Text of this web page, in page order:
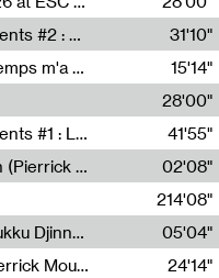
Sous le paysage - Habiter les éléments #2 : Vers le tournant élémentaire
31'10"
Impossible de savoir combien de temps m'a échappé
15'14"
28'00"
Sous le paysage - Habiter les éléments #1 : Les éléments et les débordements du vivant
41'55"
Simb Gaïdé ou la danse du faux lion (Pierrick Mouton)
02'08"
214'08"
Non à l'émigration Clandestine - Rukku Djinne Squad (Eden Tinto Collins)
05'04"
Mama Counda, l'esprit du puits - Pierrick Mouton
24'14"